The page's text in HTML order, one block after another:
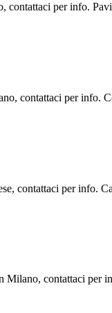
contattaci per info.
contattaci per info.
contattaci per info.
contattaci per